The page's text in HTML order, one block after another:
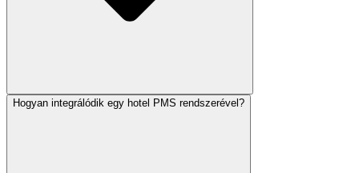
Hogyan integrálódik egy hotel PMS rendszerével?